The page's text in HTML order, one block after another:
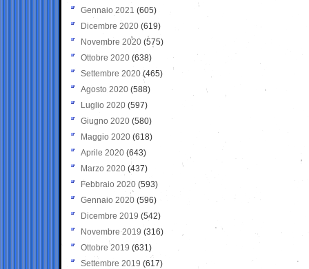
Gennaio 2021 (605)
Dicembre 2020 (619)
Novembre 2020 (575)
Ottobre 2020 (638)
Settembre 2020(465)
Agosto 2020 (588)
Luglio 2020 (597)
Giugno 2020 (580)
Maggio 2020 (618)
Aprile 2020 (643)
Marzo 2020 (437)
Febbraio 2020 (593)
Gennaio 2020 (596)
Dicembre 2019 (542)
Novembre 2019 (316)
Ottobre 2019 (631)
Settembre 2019 (617)